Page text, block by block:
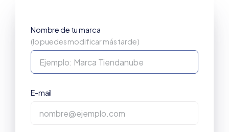
Nombre de tu marca
(lo puedes modificar más tarde)
E-mail